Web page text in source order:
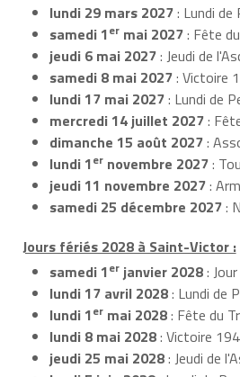
lundi 29 mars 2027: Lundi de
samedi 1er mai 2027: Fête
jeudi 6 mai 2027: Jeudi de
samedi 8 mai 2027: Victoire
lundi 17 mai 2027: Lundi de
mercredi 14 juillet 2027:
dimanche 15 août 2027:
lundi 1er novembre 2027:
jeudi 11 novembre 2027:
samedi 25 décembre 2027:
Jours fériés 2028 à Saint-Victor :
samedi 1er janvier 2028:
lundi 17 avril 2028: Lundi de
lundi 1er mai 2028: Fête du
lundi 8 mai 2028: Victoire
jeudi 25 mai 2028: Jeudi de